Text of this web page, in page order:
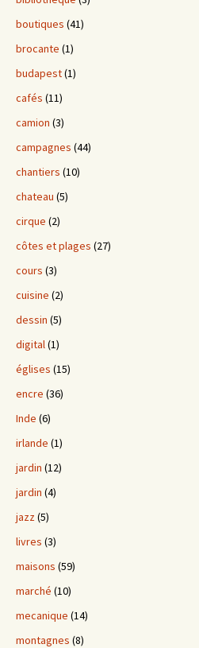
boutiques (41)
brocante (1)
budapest(1)
cafés (11)
camion (3)
campagnes (44)
chantiers (10)
chateau (5)
cirque (2)
côtes et plages (27)
cours (3)
cuisine (2)
dessin (5)
digital(1)
églises (15)
encre (36)
Inde (6)
irlande (1)
jardin (12)
jardin (4)
jazz(5)
livres (3)
maisons (59)
marché (10)
mecanique (14)
montagnes (8)